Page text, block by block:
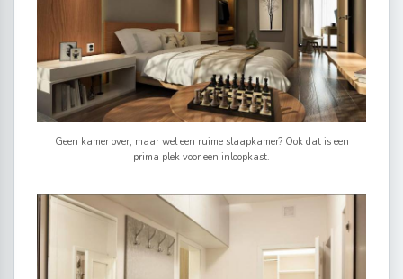
Geen kamer over, maar wel een ruime slaapkamer? Ook dat is een
prima plek voor een inloopkast.